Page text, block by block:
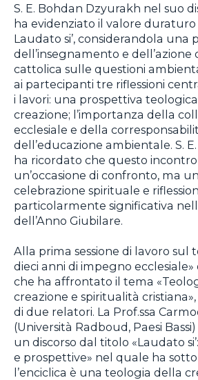
S. E. Bohdan Dzyurakh nel suo
ha evidenziato il valore duraturo
Laudato si’, considerandola una
dell’insegnamento e dell’azione
cattolica sulle questioni
ai partecipanti tre riflessioni
i lavori: una prospettiva
creazione; l’importanza della
ecclesiale e della
dell’educazione ambientale. S.
ha ricordato che questo incontro
un’occasione di confronto, ma
celebrazione spirituale e
particolarmente significativa
dell’Anno Giubilare.
Alla prima sessione di lavoro sul
dieci anni di impegno ecclesiale»
che ha affrontato il tema
creazione e spiritualità
di due relatori. La Prof.ssa
(Università Radboud, Paesi
un discorso dal titolo «Laudato
e prospettive» nel quale ha
l’enciclica è una teologia della